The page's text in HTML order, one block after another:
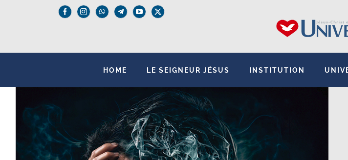
HOME LE SEIGNEUR JÉSUS INSTITUTION